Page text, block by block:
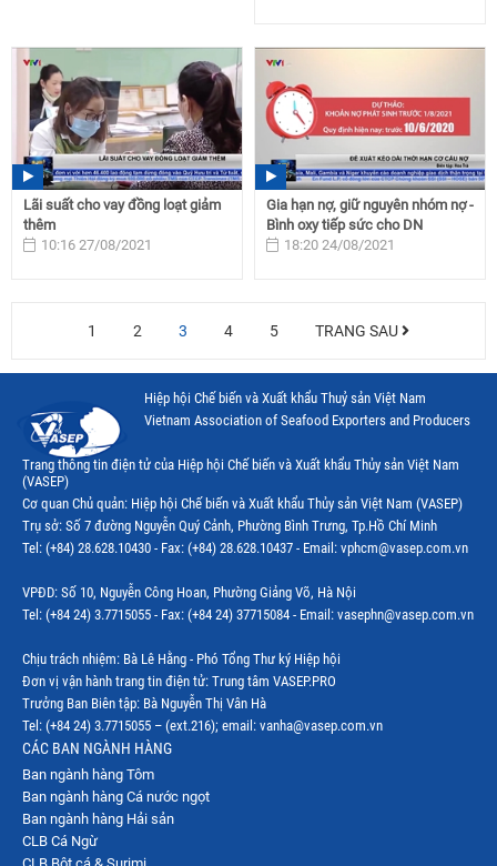
Lãi suất cho vay đồng loạt giảm
thêm
10:16 27/08/2021
Gia hạn nợ, giữ nguyên nhóm nợ -
Bình oxy tiếp sức cho DN
18:20 24/08/2021
1 2 3 4 5 TRANG SAU
Hiệp hội Chế biến và Xuất khẩu Thuỷ sản Việt Nam
Vietnam Association of Seafood Exporters and Producers
Trang thông tin điện tử của Hiệp hội Chế biến và Xuất khẩu Thủy sản Việt Nam
(VASEP)
Cơ quan Chủ quản: Hiệp hội Chế biến và Xuất khẩu Thủy sản Việt Nam (VASEP)
Trụ sở: Số 7 đường Nguyễn Quý Cảnh, Phường Bình Trưng, Tp.Hồ Chí Minh
Tel: (+84) 28.628.10430 - Fax: (+84) 28.628.10437 - Email: vphcm@vasep.com.vn
VPĐD: Số 10, Nguyễn Công Hoan, Phường Giảng Võ, Hà Nội
Tel: (+84 24) 3.7715055 - Fax: (+84 24) 37715084 - Email: vasephn@vasep.com.vn
Chịu trách nhiệm: Bà Lê Hằng - Phó Tổng Thư ký Hiệp hội
Đơn vị vận hành trang tin điện tử: Trung tâm VASEP.PRO
Trưởng Ban Biên tập: Bà Nguyễn Thị Vân Hà
Tel: (+84 24) 3.7715055 – (ext.216); email: vanha@vasep.com.vn
CÁC BAN NGÀNH HÀNG
Ban ngành hàng Tôm
Ban ngành hàng Cá nước ngọt
Ban ngành hàng Hải sản
CLB Cá Ngừ